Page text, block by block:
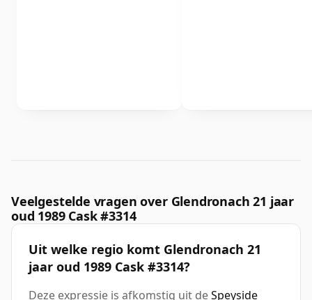
Veelgestelde vragen over Glendronach 21 jaar
oud 1989 Cask #3314
Uit welke regio komt Glendronach 21
jaar oud 1989 Cask #3314?
Deze expressie is afkomstig uit deSpeyside